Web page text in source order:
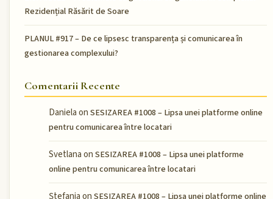
Rezidențial Răsărit de Soare
PLANUL #917 – De ce lipsesc transparența și comunicarea în
gestionarea complexului?
Comentarii Recente
Danielaon SESIZAREA #1008 – Lipsa unei platforme online
pentru comunicarea între locatari
Svetlanaon SESIZAREA #1008 – Lipsa unei platforme
online pentru comunicarea între locatari
Ștefaniaon